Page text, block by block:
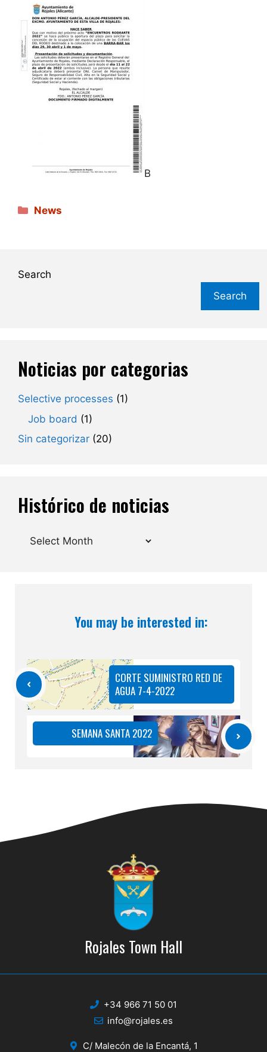
B
Categories
News
Search
Search
Noticias por categorias
Selective processes (1)
Job board (1)
Sin categorizar (20)
Histórico de noticias
Archives
You may be interested in:
CORTE SUMINISTRO RED DE
AGUA 7-4-2022
SEMANA SANTA 2022
Rojales Town Hall
+34 966 71 50 01
info@rojales.es
C/ Malecón de la Encantá, 1